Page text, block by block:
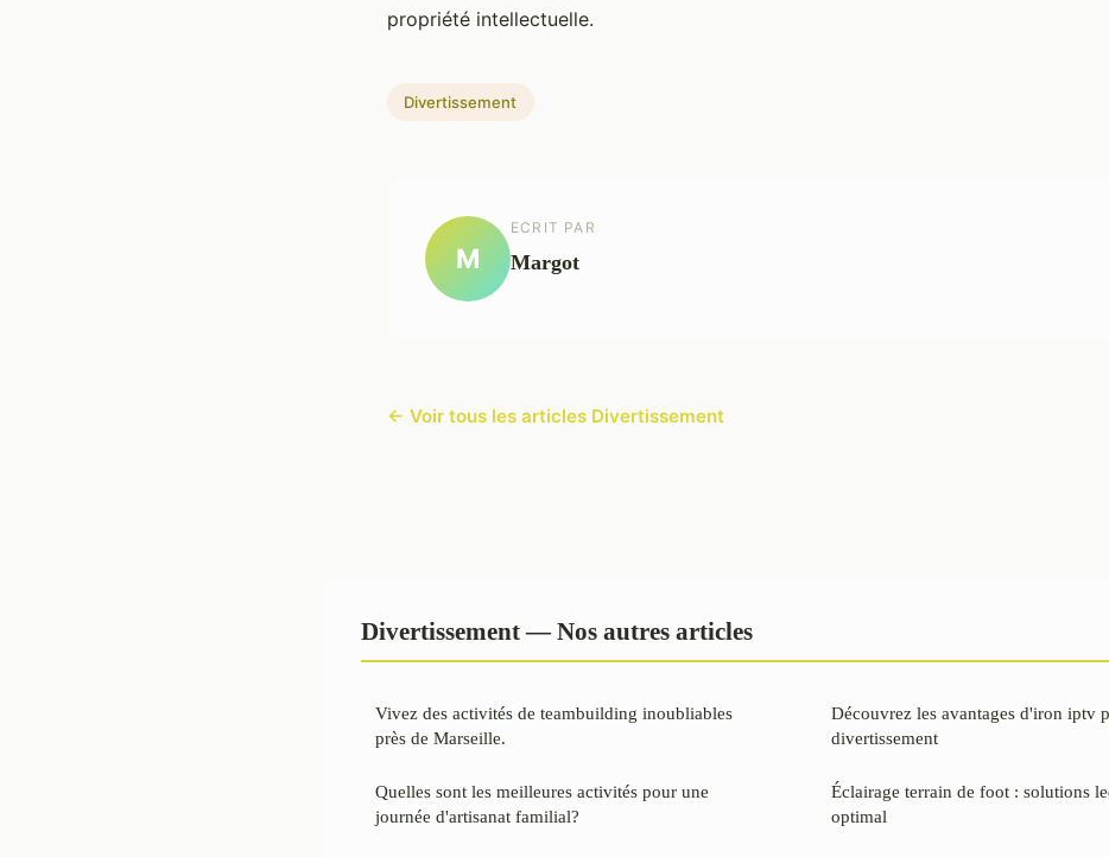
propriété intellectuelle.
Divertissement
M
ECRIT PAR
Margot
← Voir tous les articles Divertissement
Divertissement — Nos autres articles
Vivez des activités de teambuilding inoubliables
près de Marseille.
Quelles sont les meilleures activités pour une
journée d'artisanat familial?
Découvrez les avantages d'iron iptv
divertissement
Éclairage terrain de foot : solutions
optimal